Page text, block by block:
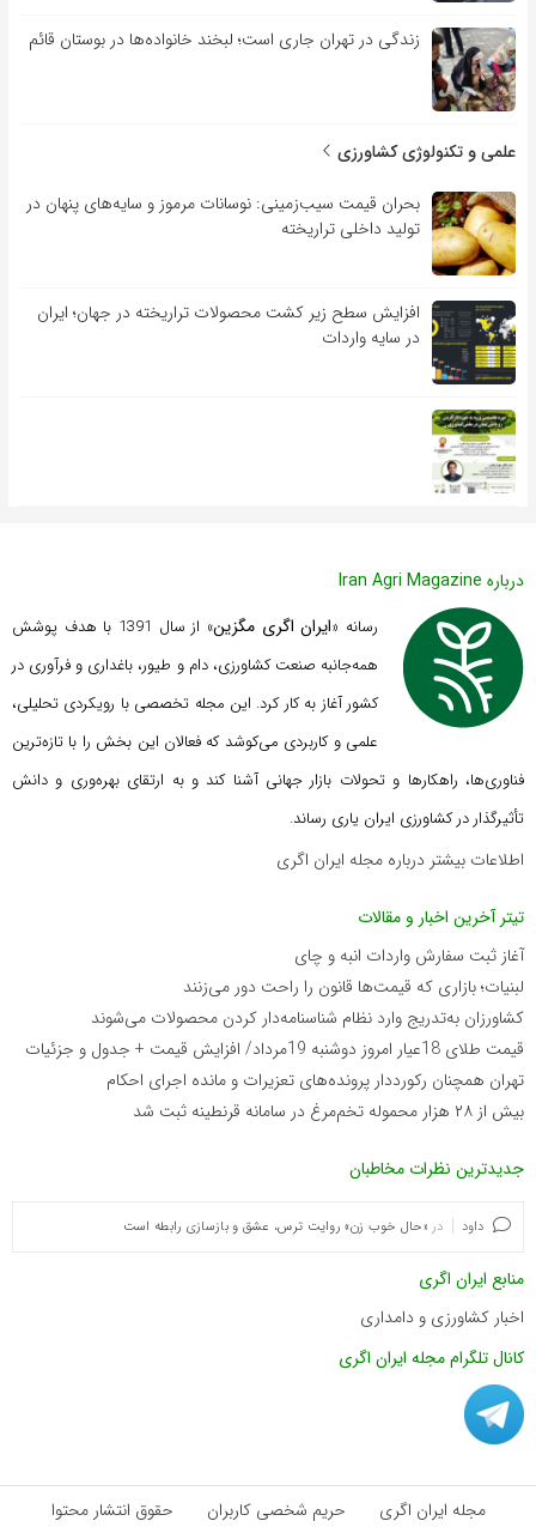
زندگی در تهران جاری است؛ لبخند خانواده‌ها در بوستان قائم
علمی و تکنولوژی کشاورزی
بحران قیمت سیب‌زمینی: نوسانات مرموز و سایه‌های پنهان در
تولید داخلی تراریخته
افزایش سطح زیر کشت محصولات تراریخته در جهان؛ ایران
در سایه واردات
درباره Iran Agri Magazine
رسانه «ایران اگری مگزین
» از سال 1391 با هدف پوشش
همه‌جانبه صنعت کشاورزی، دام و طیور، باغداری و فرآوری در
کشور آغاز به کار کرد. این مجله تخصصی با رویکردی تحلیلی،
علمی و کاربردی می‌کوشد که فعالان این بخش را با تازه‌ترین
فناوری‌ها، راهکارها و تحولات بازار جهانی آشنا کند و به ارتقای بهره‌وری و دانش
تأثیرگذار در کشاورزی ایران یاری رساند.
اطلاعات بیشتر درباره مجله ایران اگری
تیتر آخرین اخبار و مقالات
آغاز ثبت سفارش واردات انبه و چای
لبنیات؛ بازاری که قیمت‌ها قانون را راحت دور می‌زنند
کشاورزان به‌تدریج وارد نظام شناسنامه‌دار کردن محصولات می‌شوند
قیمت طلای 18عیار امروز دوشنبه 19مرداد/ افزایش قیمت + جدول و جزئیات
تهران همچنان رکورددار پرونده‌های تعزیرات و مانده اجرای احکام
بیش از ۲۸ هزار محموله تخم‌مرغ در سامانه قرنطینه ثبت شد
جدیدترین نظرات مخاطبان
داود در «حال خوب زن» روایت ترس، عشق و بازسازی رابطه است
منابع ایران اگری
اخبار کشاورزی و دامداری
کانال تلگرام مجله ایران اگری
مجله ایران اگری حریم شخصی کاربران حقوق انتشار محتوا